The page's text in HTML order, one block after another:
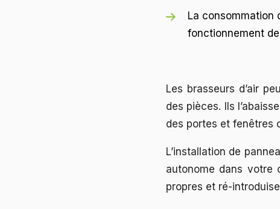
La consommation
fonctionnement de
Les brasseurs d’air
des pièces. Ils
des portes et fenêtres
L’installation de
autonome dans votre
propres et ré-